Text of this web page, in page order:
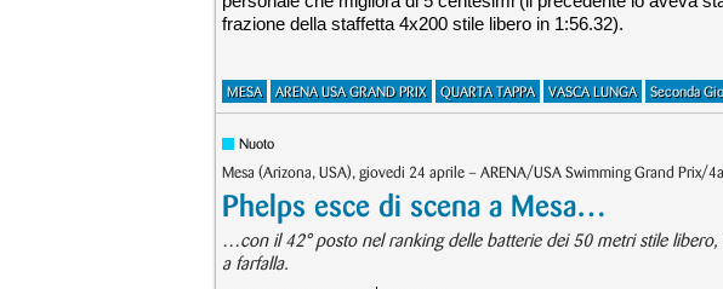
frazione della staffetta 4x200 stile libero in 1:56.32).
MESA ARENA USA GRAND PRIX QUARTA TAPPA VASCA LUNGA Seconda
Nuoto
Mesa (Arizona, USA), giovedi 24 aprile – ARENA/USA Swimming Grand Prix/
Phelps esce di scena a Mesa…
…con il 42° posto nel ranking delle batterie dei 50 metri stile
a farfalla.